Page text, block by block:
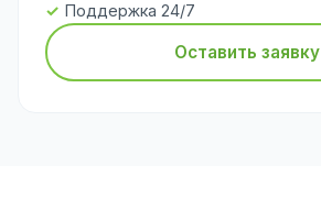
Поддержка 24/7
Оставить заявку